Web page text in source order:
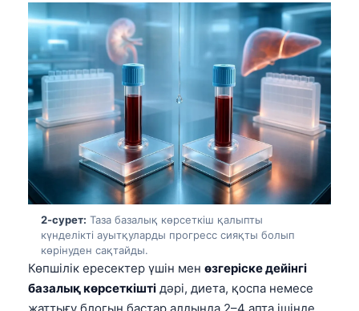
2-сурет: Таза базалық көрсеткіш қалыпты
күнделікті ауытқуларды прогресс сияқты болып
көрінуден сақтайды.
Көпшілік ересектер үшін мен өзгеріске дейінгі
базалық көрсеткішті дәрі, диета, қоспа немесе